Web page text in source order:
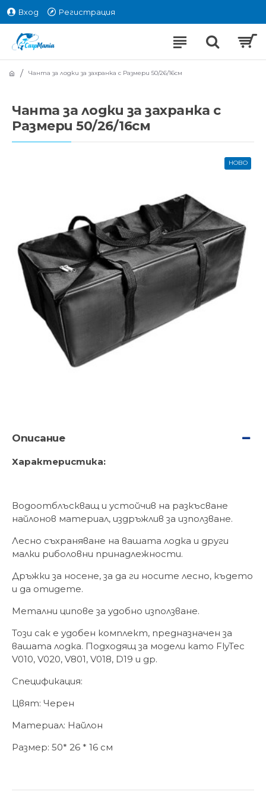
Вход Регистрация
Чанта за лодки за захранка с Размери 50/26/16см
Чанта за лодки за захранка с
Размери 50/26/16см
НОВО
Описание
Характеристика:
Водоотблъскващ и устойчив на разкъсване
найлонов материал, издръжлив за използване.
Лесно съхраняване на вашата лодка и други
малки риболовни принадлежности.
Дръжки за носене, за да ги носите лесно, където
и да отидете.
Метални ципове за удобно използване.
Този сак е удобен комплект, предназначен за
вашата лодка. Подходящ за модели като FlyTec
V010, V020, V801, V018, D19 и др.
Спецификация:
Цвят: Черен
Материал: Найлон
Размер: 50* 26 * 16 см